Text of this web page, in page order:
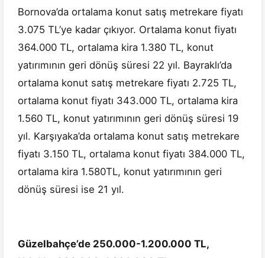
Bornova’da ortalama konut satış metrekare fiyatı
3.075 TL’ye kadar çıkıyor. Ortalama konut fiyatı
364.000 TL, ortalama kira 1.380 TL, konut
yatırımının geri dönüş süresi 22 yıl. Bayraklı’da
ortalama konut satış metrekare fiyatı 2.725 TL,
ortalama konut fiyatı 343.000 TL, ortalama kira
1.560 TL, konut yatırımının geri dönüş süresi 19
yıl. Karşıyaka’da ortalama konut satış metrekare
fiyatı 3.150 TL, ortalama konut fiyatı 384.000 TL,
ortalama kira 1.580TL, konut yatırımının geri
dönüş süresi ise 21 yıl.
Güzelbahçe’de 250.000-1.200.000 TL,